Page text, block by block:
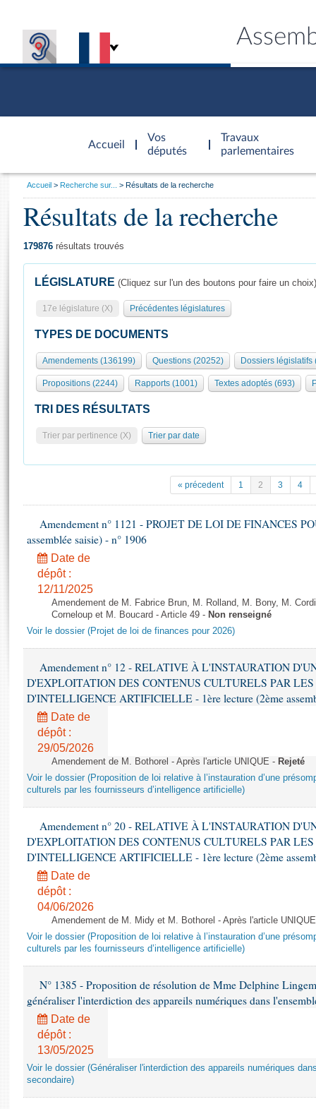
Accueil
d'accueil
Vos
députés
Travaux
parlementaires
Présidence
577 députés
Groupes politiques
Séance publique
Commissions et autres organes
Europe et International
Pétitions
Projets de loi
Propositions de loi
Amendements
Textes adoptés
Rapports d'information
Rapports d'enquête
Rapports sur l'application des lois
Baromètre de l’application des lois
Dossiers législatifs
Budget et sécurité sociale
Questions écrites et orales
Comptes rendus des débats
Général
Rôle et pouvoirs de l'Assemblée
Organisation de l'Assemblée
Présidence Conférence des Présidents Bureau Collège des
Statistiques et chiffres clés
( Constitution | Règlement de l'Assemblée ... )
Juniors
Anciennes législatures
Liens vers les sites publics
Visiter l'Assemblée
Visite virtuelle du palais Bourbon
Assister à une séance
Contacts et plan d'accès
Photos libres de droit
Vous
Accueil Recherche sur... Résultats de la recherche
Résultats de la recherche
179876 résultats trouvés
LÉGISLATURE (Cliquez sur l'un des boutons pour faire un choix)
17e législature (X) Précédentes législatures
TYPES DE DOCUMENTS
Amendements (136199) Questions (20252) Dossiers législatifs
Propositions (2244) Rapports (1001) Textes adoptés (693)
TRI DES RÉSULTATS
Trier par pertinence (X) Trier par date
« précedent 1 2 3 4
Amendement n° 1121 - PROJET DE LOI DE FINANCES
assemblée saisie) - n° 1906
Date de
dépôt :
12/11/2025
Amendement de M. Fabrice Brun, M. Rolland, M. Bony, M.
Corneloup et M. Boucard - Article 49 - Non renseigné
Voir le dossier (Projet de loi de finances pour 2026)
Amendement n° 12 - RELATIVE À L'INSTAURATION
D'EXPLOITATION DES CONTENUS CULTURELS PAR LES
D'INTELLIGENCE ARTIFICIELLE - 1ère lecture (2ème
Date de
dépôt :
29/05/2026
Amendement de M. Bothorel - Après l'article UNIQUE - Rejeté
Voir le dossier (Proposition de loi relative à l’instauration d’une
culturels par les fournisseurs d’intelligence artificielle)
Amendement n° 20 - RELATIVE À L'INSTAURATION
D'EXPLOITATION DES CONTENUS CULTURELS PAR LES
D'INTELLIGENCE ARTIFICIELLE - 1ère lecture (2ème
Date de
dépôt :
04/06/2026
Amendement de M. Midy et M. Bothorel - Après l'article
Voir le dossier (Proposition de loi relative à l’instauration d’une
culturels par les fournisseurs d’intelligence artificielle)
N° 1385 - Proposition de résolution de Mme Delphine
généraliser l'interdiction des appareils numériques dans
Date de
dépôt :
13/05/2025
Voir le dossier (Généraliser l'interdiction des appareils numériques
secondaire)